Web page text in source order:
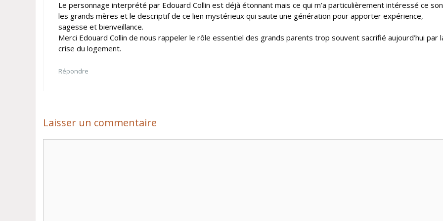
Le personnage interprété par Edouard Collin est déjà étonnant mais ce qui m’a particulièrement intéressé ce
les grands mères et le descriptif de ce lien mystérieux qui saute une génération pour apporter expérience,
sagesse et bienveillance.
Merci Edouard Collin de nous rappeler le rôle essentiel des grands parents trop souvent sacrifié aujourd’hui par
crise du logement.
Répondre
Laisser un commentaire